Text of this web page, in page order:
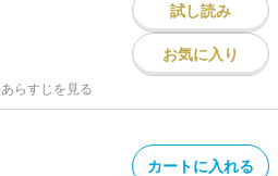
試し読み
お気に入り
あらすじを見る
カートに入れる